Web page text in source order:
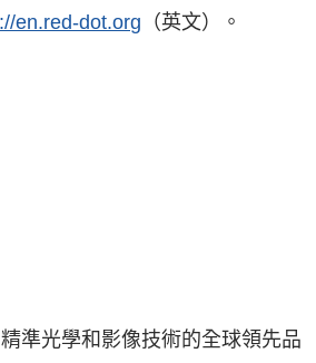
en.red-dot.org （英文）。
準光學和影像技術的全球領先品